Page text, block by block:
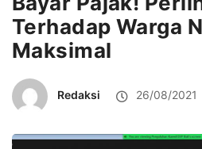
Terhadap Warga
Maksimal
Redaksi 26/08/2021